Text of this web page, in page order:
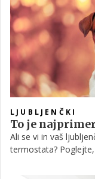
LJUBLJENČKI
To je
Ali se vi in ​​vaš
termostata?